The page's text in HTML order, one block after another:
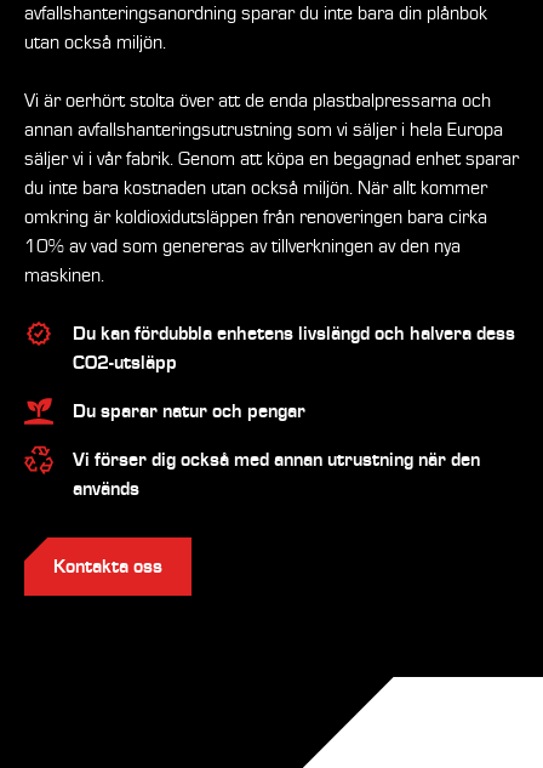
avfallshanteringsanordning sparar du inte bara din plånbok
utan också miljön.
Vi är oerhört stolta över att de enda plastbalpressarna och
annan avfallshanteringsutrustning som vi säljer i hela Europa
säljer vi i vår fabrik. Genom att köpa en begagnad enhet sparar
du inte bara kostnaden utan också miljön. När allt kommer
omkring är koldioxidutsläppen från renoveringen bara cirka
10% av vad som genereras av tillverkningen av den nya
maskinen.
Du kan fördubbla enhetens livslängd och halvera dess
CO2-utsläpp
Du sparar natur och pengar
Vi förser dig också med annan utrustning när den
används
Kontakta oss